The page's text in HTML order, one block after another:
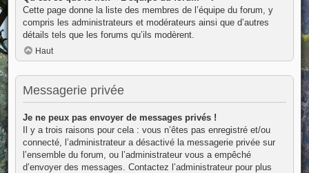
Cette page donne la liste des membres de l’équipe du forum, y
compris les administrateurs et modérateurs ainsi que d’autres
détails tels que les forums qu’ils modèrent.
Haut
Messagerie privée
Je ne peux pas envoyer de messages privés !
Il y a trois raisons pour cela : vous n’êtes pas enregistré et/ou
connecté, l’administrateur a désactivé la messagerie privée sur
l’ensemble du forum, ou l’administrateur vous a empêché
d’envoyer des messages. Contactez l’administrateur pour plus